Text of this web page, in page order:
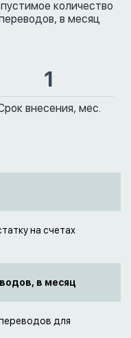
количество
в месяц
1
внесения, мес.
на счетах
в месяц
для